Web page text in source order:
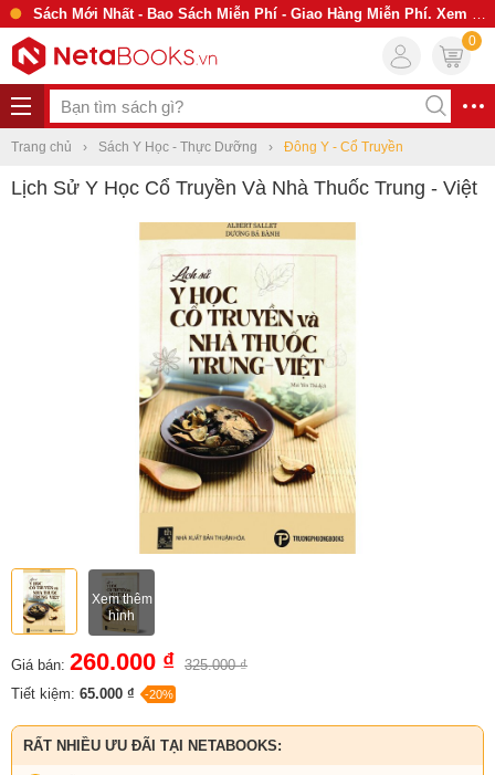
Sách Mới Nhất - Bao Sách Miễn Phí - Giao Hàng Miễn Phí. Xem Ngay
0
Trang chủ Sách Y Học - Thực Dưỡng Đông Y - Cổ Truyền
Lịch Sử Y Học Cổ Truyền Và Nhà Thuốc Trung - Việt
Xem thêm
hình
Giá bán: 260.000 ₫ 325.000 ₫
Tiết kiệm: 65.000 ₫ -20%
RẤT NHIỀU ƯU ĐÃI TẠI NETABOOKS: